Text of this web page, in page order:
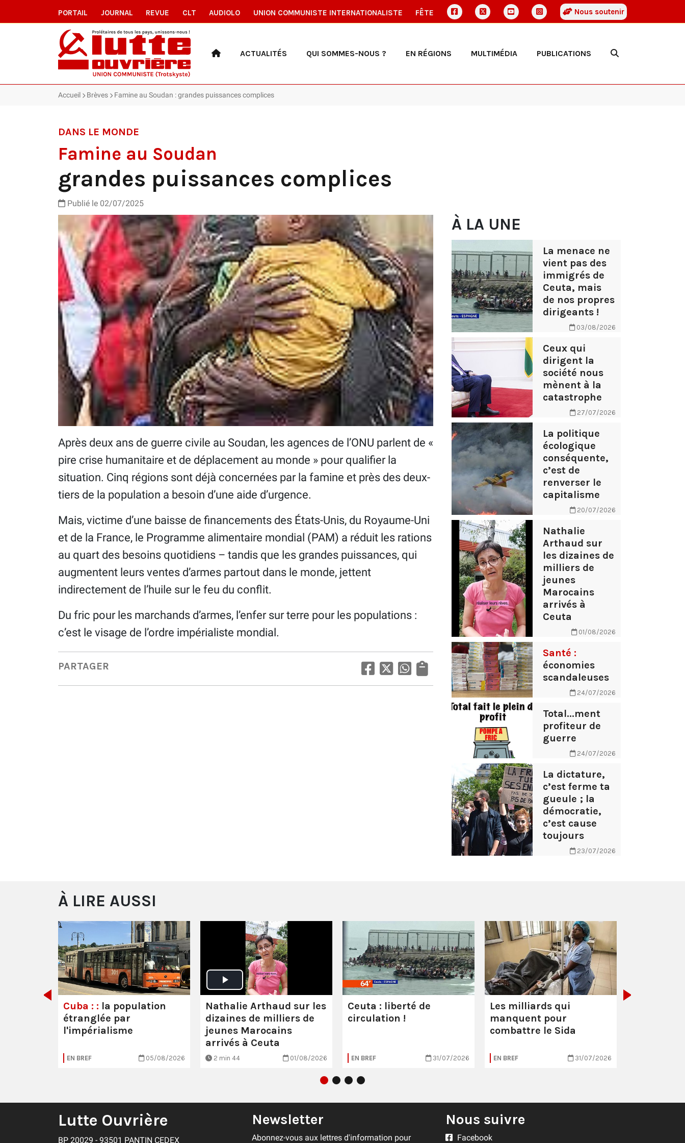
PORTAIL JOURNAL REVUE CLT AUDIOLO UNION COMMUNISTE INTERNATIONALISTE FÊTE Nous soutenir
ACTUALITÉS QUI SOMMES-NOUS ? EN RÉGIONS MULTIMÉDIA PUBLICATIONS
Accueil Brèves Famine au Soudan : grandes puissances complices
DANS LE MONDE
Famine au Soudan
grandes puissances complices
Publié le 02/07/2025
Après deux ans de guerre civile au Soudan, les agences de l’ONU parlent de «
pire crise humanitaire et de déplacement au monde » pour qualifier la
situation. Cinq régions sont déjà concernées par la famine et près des deux-
tiers de la population a besoin d’une aide d’urgence.
Mais, victime d’une baisse de financements des États-Unis, du Royaume-Uni
et de la France, le Programme alimentaire mondial (PAM) a réduit les rations
au quart des besoins quotidiens – tandis que les grandes puissances, qui
augmentent leurs ventes d’armes partout dans le monde, jettent
indirectement de l’huile sur le feu du conflit.
Du fric pour les marchands d’armes, l’enfer sur terre pour les populations :
c’est le visage de l’ordre impérialiste mondial.
PARTAGER
À LA UNE
La menace ne
vient pas des
immigrés de
Ceuta, mais
de nos propres
dirigeants !
03/08/2026
Ceux qui
dirigent la
société nous
mènent à la
catastrophe
27/07/2026
La politique
écologique
conséquente,
c’est de
renverser le
capitalisme
20/07/2026
Nathalie
Arthaud sur
les dizaines de
milliers de
jeunes
Marocains
arrivés à
Ceuta
01/08/2026
Santé :
économies
scandaleuses
24/07/2026
Total...ment
profiteur de
guerre
24/07/2026
La dictature,
c’est ferme ta
gueule ; la
démocratie,
c’est cause
toujours
23/07/2026
À LIRE AUSSI
Cuba : : la population
étranglée par
l'impérialisme
EN BREF 05/08/2026
Nathalie Arthaud sur les
dizaines de milliers de
jeunes Marocains
arrivés à Ceuta
2 min 44 01/08/2026
Ceuta : liberté de
circulation !
EN BREF 31/07/2026
Les milliards qui
manquent pour
combattre le Sida
EN BREF 31/07/2026
Lutte Ouvrière
BP 20029 - 93501 PANTIN CEDEX
Newsletter
Abonnez-vous aux lettres d'information pour
Nous suivre
Facebook